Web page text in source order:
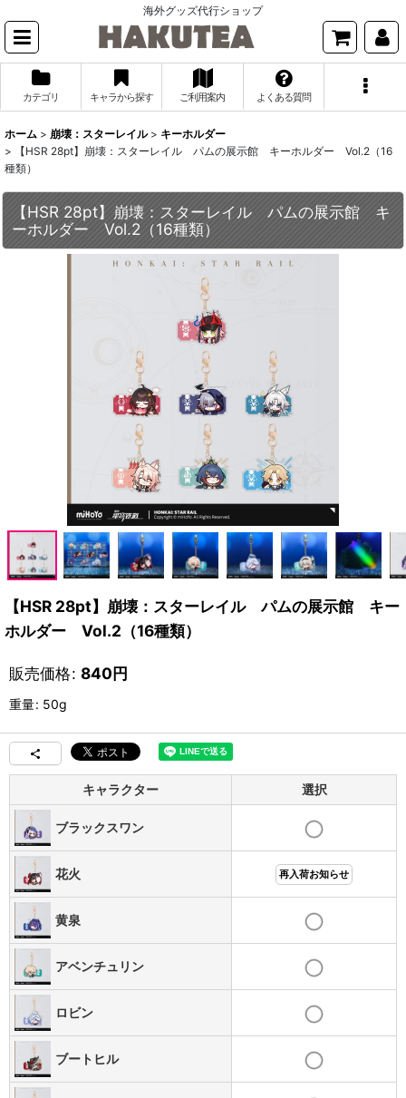
海外グッズ代行ショップ
カテゴリ キャラから探す ご利用案内 よくある質問
ホーム > 崩壊：スターレイル > キーホルダー
>
【HSR 28pt】崩壊：スターレイル パムの展示館 キーホルダー Vol.2（16
種類）
【HSR 28pt】崩壊：スターレイル パムの展示館 キ
ーホルダー Vol.2（16種類）
【HSR 28pt】崩壊：スターレイル パムの展示館 キー
ホルダー Vol.2（16種類）
販売価格: 840円
重量: 50g
キャラクター 選択
ブラックスワン
花火 再入荷お知らせ
黄泉
アベンチュリン
ロビン
ブートヒル